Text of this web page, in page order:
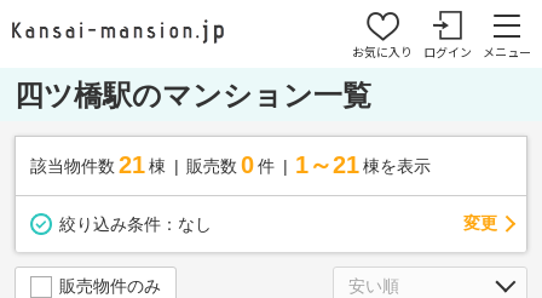
お気に入り ログイン メニュー
四ツ橋駅のマンション一覧
該当物件数 21棟 販売数 0 件 1～21 棟を表示
絞り込み条件： なし 変更
販売物件のみ